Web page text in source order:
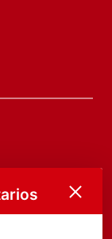
los derechos